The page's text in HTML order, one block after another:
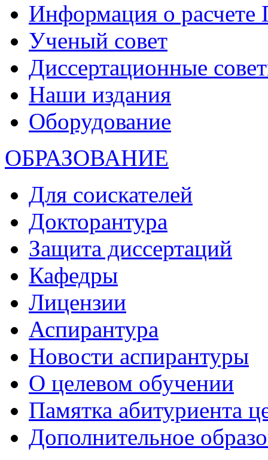
Информация о
Ученый совет
Диссертационные
Наши издания
Оборудование
ОБРАЗОВАНИЕ
Для соискателей
Докторантура
Защита диссертаций
Кафедры
Лицензии
Аспирантура
Новости аспирантуры
О целевом обучении
Памятка абитуриента
Дополнительное